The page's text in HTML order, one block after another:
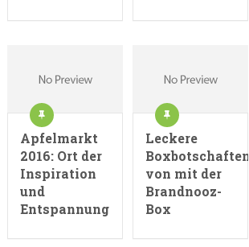
Apfelmarkt
2016: Ort der
Inspiration
und
Entspannung
Leckere
Boxbotschaften
von mit der
Brandnooz-
Box